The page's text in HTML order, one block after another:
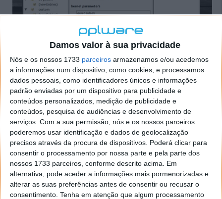
Damos valor à sua privacidade
Nós e os nossos 1733 parceiros armazenamos e/ou acedemos
a informações num dispositivo, como cookies, e processamos
dados pessoais, como identificadores únicos e informações
padrão enviadas por um dispositivo para publicidade e
conteúdos personalizados, medição de publicidade e
conteúdos, pesquisa de audiências e desenvolvimento de
serviços. Com a sua permissão, nós e os nossos parceiros
poderemos usar identificação e dados de geolocalização
precisos através da procura de dispositivos. Poderá clicar para
consentir o processamento por nossa parte e pela parte dos
nossos 1733 parceiros, conforme descrito acima. Em
alternativa, pode aceder a informações mais pormenorizadas e
alterar as suas preferências antes de consentir ou recusar o
consentimento. Tenha em atenção que algum processamento
O Grub Customizer é uma excelente aplicação para
“mexer” no tão complexo e sensível grub. Com esta
ferramenta, qualquer utilizador pode facilmente
personalizar o seu grub, incluindo por exemplo um
background ou alterando outros parametros, de
forma muito fácil e segura.
Artigos relacionados
Recuperar GRUB
Recuperar o Grub2 após instalar o Windows